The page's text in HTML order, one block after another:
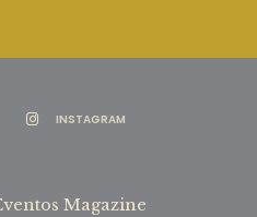
INSTAGRAM
Magazine